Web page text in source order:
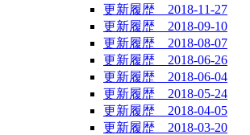
更新履歴 2018-11-27
更新履歴 2018-09-10
更新履歴 2018-08-07
更新履歴 2018-06-26
更新履歴 2018-06-04
更新履歴 2018-05-24
更新履歴 2018-04-05
更新履歴 2018-03-20